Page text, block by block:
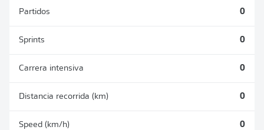
Partidos 0
Sprints 0
Carrera intensiva 0
Distancia recorrida (km) 0
Speed (km/h) 0